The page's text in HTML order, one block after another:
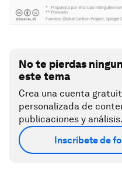
No te pierdas
este tema
Crea una cuenta
personalizada de
publicaciones y análisis.
Inscríbete de